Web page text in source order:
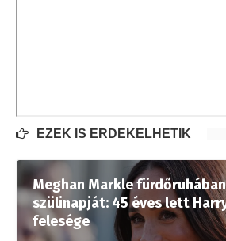
EZEK IS ÉRDEKELHETIK
Meghan Markle
szülinapját: 45 éves lett
felesége